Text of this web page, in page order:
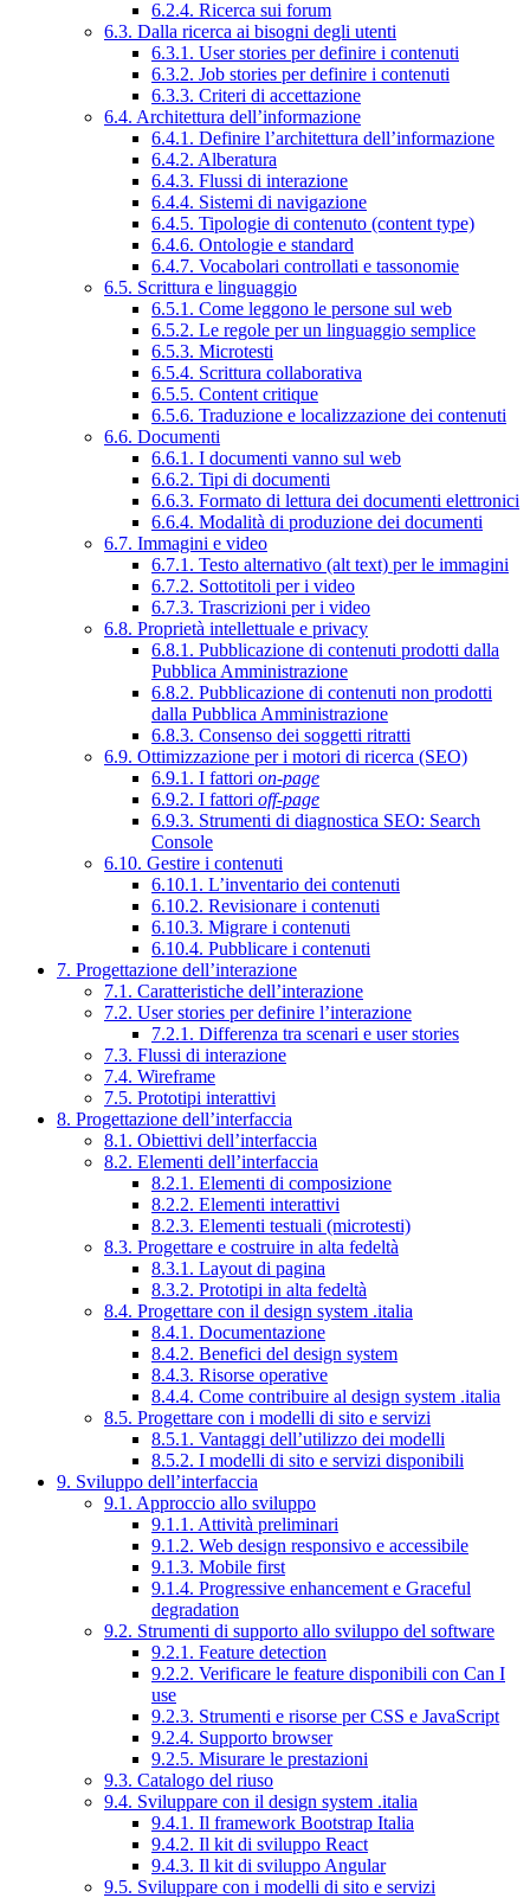
6.2.4. Ricerca sui forum
6.3. Dalla ricerca ai bisogni degli utenti
6.3.1. User stories per definire i contenuti
6.3.2. Job stories per definire i contenuti
6.3.3. Criteri di accettazione
6.4. Architettura dell’informazione
6.4.1. Definire l’architettura dell’informazione
6.4.2. Alberatura
6.4.3. Flussi di interazione
6.4.4. Sistemi di navigazione
6.4.5. Tipologie di contenuto (content type)
6.4.6. Ontologie e standard
6.4.7. Vocabolari controllati e tassonomie
6.5. Scrittura e linguaggio
6.5.1. Come leggono le persone sul web
6.5.2. Le regole per un linguaggio semplice
6.5.3. Microtesti
6.5.4. Scrittura collaborativa
6.5.5. Content critique
6.5.6. Traduzione e localizzazione dei contenuti
6.6. Documenti
6.6.1. I documenti vanno sul web
6.6.2. Tipi di documenti
6.6.3. Formato di lettura dei documenti elettronici
6.6.4. Modalità di produzione dei documenti
6.7. Immagini e video
6.7.1. Testo alternativo (alt text) per le immagini
6.7.2. Sottotitoli per i video
6.7.3. Trascrizioni per i video
6.8. Proprietà intellettuale e privacy
6.8.1. Pubblicazione di contenuti prodotti dalla
Pubblica Amministrazione
6.8.2. Pubblicazione di contenuti non prodotti
dalla Pubblica Amministrazione
6.8.3. Consenso dei soggetti ritratti
6.9. Ottimizzazione per i motori di ricerca (SEO)
6.9.1. I fattori on-page
6.9.2. I fattori off-page
6.9.3. Strumenti di diagnostica SEO: Search
Console
6.10. Gestire i contenuti
6.10.1. L’inventario dei contenuti
6.10.2. Revisionare i contenuti
6.10.3. Migrare i contenuti
6.10.4. Pubblicare i contenuti
7. Progettazione dell’interazione
7.1. Caratteristiche dell’interazione
7.2. User stories per definire l’interazione
7.2.1. Differenza tra scenari e user stories
7.3. Flussi di interazione
7.4. Wireframe
7.5. Prototipi interattivi
8. Progettazione dell’interfaccia
8.1. Obiettivi dell’interfaccia
8.2. Elementi dell’interfaccia
8.2.1. Elementi di composizione
8.2.2. Elementi interattivi
8.2.3. Elementi testuali (microtesti)
8.3. Progettare e costruire in alta fedeltà
8.3.1. Layout di pagina
8.3.2. Prototipi in alta fedeltà
8.4. Progettare con il design system .italia
8.4.1. Documentazione
8.4.2. Benefici del design system
8.4.3. Risorse operative
8.4.4. Come contribuire al design system .italia
8.5. Progettare con i modelli di sito e servizi
8.5.1. Vantaggi dell’utilizzo dei modelli
8.5.2. I modelli di sito e servizi disponibili
9. Sviluppo dell’interfaccia
9.1. Approccio allo sviluppo
9.1.1. Attività preliminari
9.1.2. Web design responsivo e accessibile
9.1.3. Mobile first
9.1.4. Progressive enhancement e Graceful
degradation
9.2. Strumenti di supporto allo sviluppo del software
9.2.1. Feature detection
9.2.2. Verificare le feature disponibili con Can I
use
9.2.3. Strumenti e risorse per CSS e JavaScript
9.2.4. Supporto browser
9.2.5. Misurare le prestazioni
9.3. Catalogo del riuso
9.4. Sviluppare con il design system .italia
9.4.1. Il framework Bootstrap Italia
9.4.2. Il kit di sviluppo React
9.4.3. Il kit di sviluppo Angular
9.5. Sviluppare con i modelli di sito e servizi